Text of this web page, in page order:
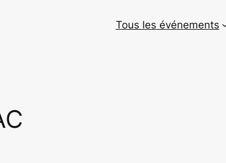
Tous les événements